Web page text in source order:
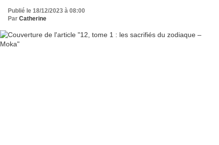
Publié le 18/12/2023 à 08:00
Par Catherine